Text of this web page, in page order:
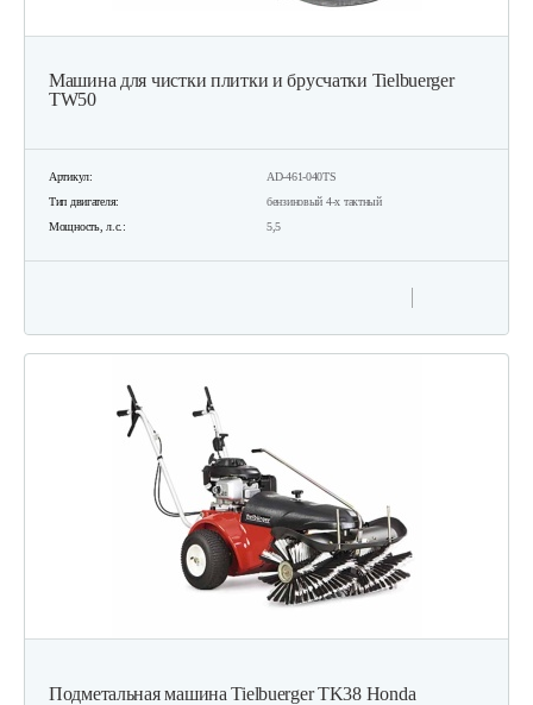
Машина для чистки плитки и брусчатки Tielbuerger
TW50
Артикул:
AD-461-040TS
Тип двигателя:
бензиновый 4-х тактный
Мощность, л.с.:
5,5
Подметальная машина Tielbuerger TK38 Honda